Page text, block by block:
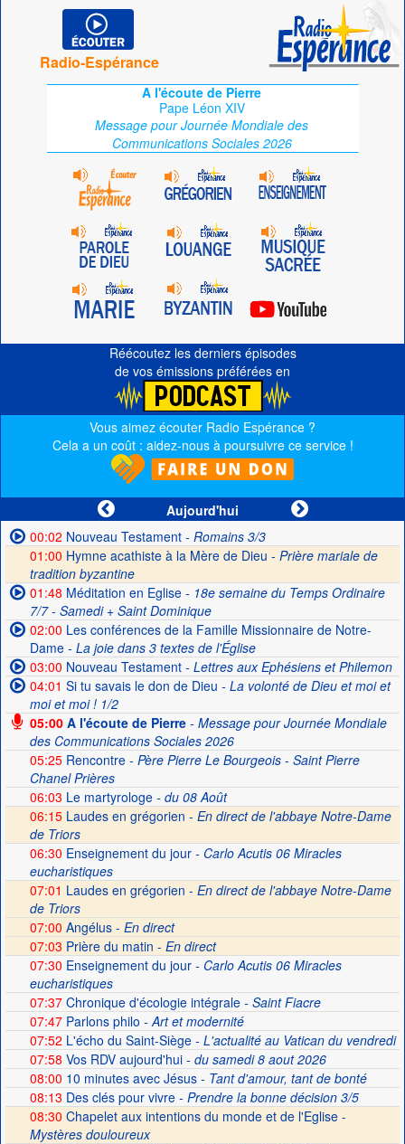
Radio-Espérance
A l'écoute de Pierre
Pape Léon XIV
Message pour Journée Mondiale des
Communications Sociales 2026
Réécoutez les derniers épisodes
de vos émissions préférées en
Vous aimez écouter Radio Espérance ?
Cela a un coût : aidez-nous à poursuivre ce service !
Aujourd'hui
00:02 Nouveau Testament- Romains 3/3
01:00 Hymne acathiste à la Mère de Dieu - Prière mariale de
tradition byzantine
01:48 Méditation en Eglise- 18e semaine du Temps Ordinaire
7/7 - Samedi + Saint Dominique
02:00 Les conférences de la Famille Missionnaire de Notre-
Dame- La joie dans 3 textes de l'Église
03:00 Nouveau Testament- Lettres aux Ephésiens et Philemon
04:01 Si tu savais le don de Dieu - La volonté de Dieu et moi et
moi et moi ! 1/2
05:00A l'écoute de Pierre- Message pour Journée Mondiale
des Communications Sociales 2026
05:25Rencontre- Père Pierre Le Bourgeois - Saint Pierre
Chanel Prières
06:03 Le martyrologe- du 08 Août
06:15Laudes en grégorien - En direct de l'abbaye Notre-Dame
de Triors
06:30 Enseignement du jour- Carlo Acutis 06 Miracles
eucharistiques
07:01 Laudes en grégorien - En direct de l'abbaye Notre-Dame
de Triors
07:00 Angélus - En direct
07:03 Prière du matin - En direct
07:30 Enseignement du jour- Carlo Acutis 06 Miracles
eucharistiques
07:37Chronique d'écologie intégrale- Saint Fiacre
07:47Parlons philo - Art et modernité
07:52 L'écho du Saint-Siège- L'actualité au Vatican du vendredi
07:58 Vos RDV aujourd'hui- du samedi 8 aout 2026
08:00 10 minutes avec Jésus- Tant d'amour, tant de bonté
08:13 Des clés pour vivre- Prendre la bonne décision 3/5
08:30 Chapelet aux intentions du monde et de l'Eglise -
Mystères douloureux